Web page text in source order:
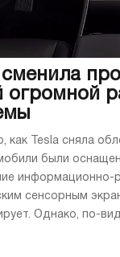
сменила
огромной
как Tesla сняла
были
информационно-
сенсорным
Однако, по-